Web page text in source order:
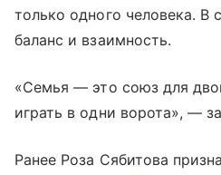
только одного человека. В
баланс и взаимность.
«Семья — это союз для
играть в одни ворота», —
Ранее Роза Сябитова